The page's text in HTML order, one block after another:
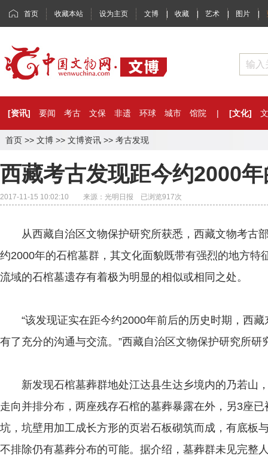
首页 收藏本站 设为主页 文博 | 收藏 | 艺术 | 图片 |
[资讯] 要闻 考古 文保 非遗 环球 城市 馆院 | [文化]
首页 >> 文博 >> 文博资讯 >> 考古发现
西藏考古发现距今约2000
2017-11-15 10:02:10 来源：光明日报 已浏览917次
从西藏自治区文物保护研究所获悉，西藏文物考古
约2000年的石棺墓群，其文化面貌既带有强烈的地方特
流域的石棺墓遗存有着极为明显的相似或相同之处。
“该发现证实在距今约2000年前后的历史时期，西藏
有了充分的沟通与交流。”西藏自治区文物保护研究所研
新发现石棺墓葬群地处江达县生达乡境内的乃若山
走向并排分布，两座残存石棺的墓葬暴露在外，另3座
坑，坑壁用加工成长方形的页岩石板砌筑而成，有底板
不排除仍有墓葬分布的可能。据介绍，墓葬群未见完整